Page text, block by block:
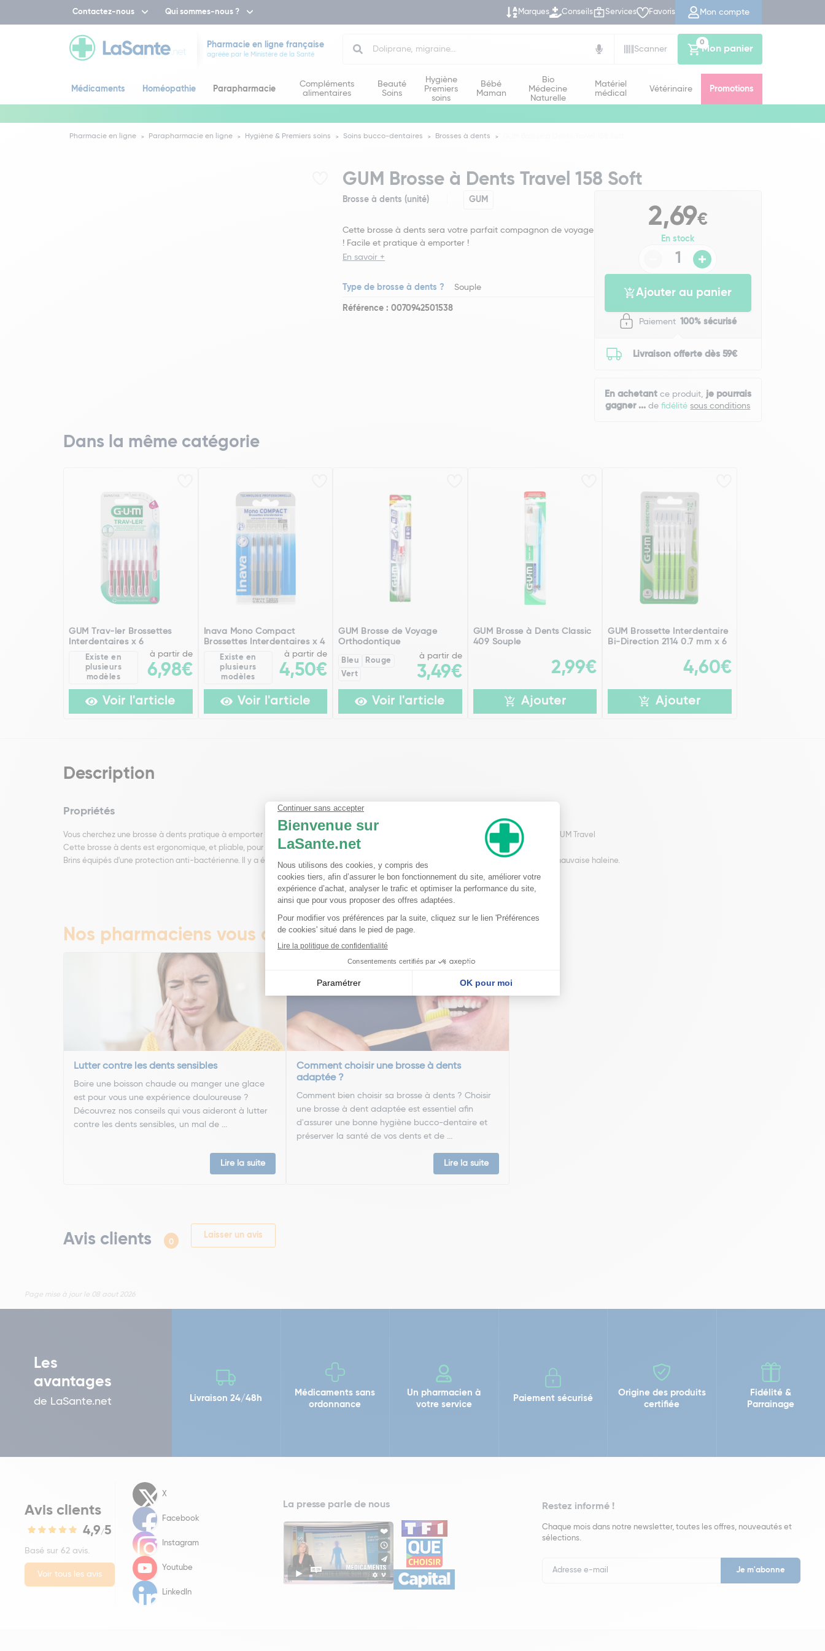
Contactez-nous Qui sommes-nous ? Marques Conseils Services Favoris Mon compte
Pharmacie en ligne française
agréée par le Ministère de la Santé
Scanner
Mon panier
0
Médicaments Homéopathie Parapharmacie
Compléments
alimentaires
Beauté
Soins
Hygiène
Premiers
soins
Bébé
Maman
Bio
Médecine
Naturelle
Matériel
médical
Vétérinaire Promotions
Pharmacie en ligne Parapharmacie en ligne Hygiène & Premiers soins Soins bucco-dentaires Brosses à dents
GUM Brosse à Dents Travel 158 Soft
Brosse à dents (unité) GUM
Cette brosse à dents sera votre parfait compagnon de voyage
! Facile et pratique à emporter !
En savoir +
Type de brosse à dents ? Souple
Référence : 0070942501538
2,69€
En stock
Ajouter au panier
Paiement 100% sécurisé
Livraison offerte dès 59€
En achetantce produit, je pourrais
gagner ... defidélitésous conditions
Dans la même catégorie
GUM Trav-ler Brossettes
Interdentaires x 6
Existe en
plusieurs
modèles
à partir de
6,98€
Voir l'article
Inava Mono Compact
Brossettes Interdentaires x 4
Existe en
plusieurs
modèles
à partir de
4,50€
Voir l'article
GUM Brosse de Voyage
Orthodontique
Bleu
Rouge
Vert
à partir de
3,49€
Voir l'article
GUM Brosse à Dents Classic
409 Souple
2,99€
Ajouter
GUM Brossette Interdentaire
Bi-Direction 2114 0.7 mm x 6
4,60€
Ajouter
Description
Propriétés
Vous cherchez une brosse à dents pratique à emporter ? A placer facilement dans votre valise ? Alors profitez de cette brosse à dents GUM Travel
Cette brosse à dents est ergonomique, et pliable, pour un gain de place évident pendant vos voyages et déplacements.
Brins équipés d'une protection anti-bactérienne. Il y a également la présence d'un gratte langue qui aide à éliminer les bactéries de la mauvaise haleine.
Nos pharmaciens vous conseillent
Lutter contre les dents sensibles
Boire une boisson chaude ou manger une glace
est pour vous une expérience douloureuse ?
Découvrez nos conseils qui vous aideront à lutter
contre les dents sensibles, un mal de ...
Lire la suite
Comment choisir une brosse à dents
adaptée ?
Comment bien choisir sa brosse à dents ? Choisir
une brosse à dent adaptée est essentiel afin
d'assurer une bonne hygiène bucco-dentaire et
préserver la santé de vos dents et de ...
Lire la suite
Avis clients 0
Laisser un avis
Page mise à jour le 08 aout 2026
Les
avantages
de LaSante.net Livraison 24/48h
Médicaments sans
ordonnance
Un pharmacien à
votre service
Paiement sécurisé
Origine des produits
certifiée
Fidélité &
Parrainage
Avis clients
4,9/5
Basé sur 62 avis.
Voir tous les avis
X
Facebook
Instagram
Youtube
LinkedIn
La presse parle de nous Restez informé !
Chaque mois dans notre newsletter, toutes les offres, nouveautés et
sélections.
Newsletter